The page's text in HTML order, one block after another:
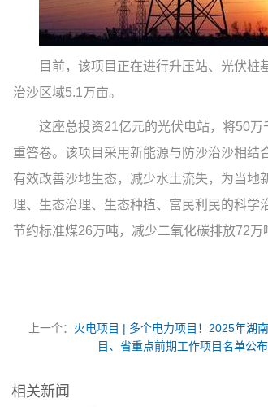
目前，该项目正在进行升压站、光伏
治沙区域5.1万亩。
这座总投资21亿元的光伏电站，将50
重答卷。该项目采用新能源与防沙治沙相结
有效改善沙地生态，减少水土流失，为当
理、生态治理、生态种植、富民利民的科学
节约标准煤26万吨，减少二氧化碳排放72万
上一个： 火电项目 | 多个电力项目！2025年湖
目、省重点前期工作项目名单公布
相关新闻